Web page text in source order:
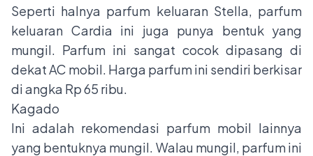
Seperti halnya parfum keluaran Stella, parfum
keluaran Cardia ini juga punya bentuk yang
mungil. Parfum ini sangat cocok dipasang di
dekat AC mobil. Harga parfum ini sendiri berkisar
di angka Rp 65 ribu.
Kagado
Ini adalah rekomendasi parfum mobil lainnya
yang bentuknya mungil. Walau mungil, parfum ini